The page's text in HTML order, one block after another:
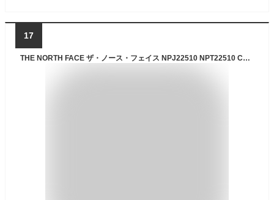
17
THE NORTH FACE ザ・ノース・フェイス NPJ22510 NPT22510 COMPACT JACKET (キッズ) (トドラー) コンパクト ジャケット ウインドブレーカー マウンテンパーカー 撥水 UVカット 上着 アウトドア 男の子 女の子 子供服 キッズ 9カラー 国内正規 2025AW 10%～20%OFF セール